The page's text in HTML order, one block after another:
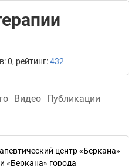
0, рейтинг:432
Видео Публикации
центр «Беркана»
«Беркана» города